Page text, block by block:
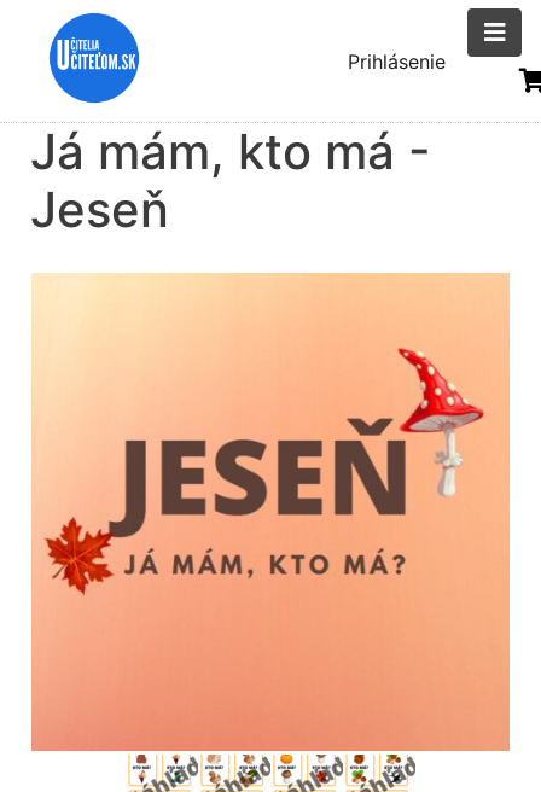
Menu
účtu
Prihlásenie
Já mám, kto má -
Jeseň